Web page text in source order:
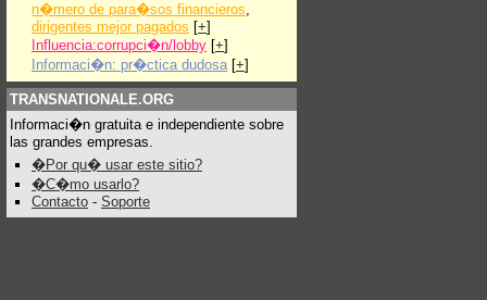
n�mero de para�sos financieros,
dirigentes mejor pagados [+]
Influencia:corrupci�n/lobby [+]
Informaci�n: pr�ctica dudosa [+]
TRANSNATIONALE.ORG
Informaci�n gratuita e independiente sobre
las grandes empresas.
�Por qu� usar este sitio?
�C�mo usarlo?
Contacto - Soporte